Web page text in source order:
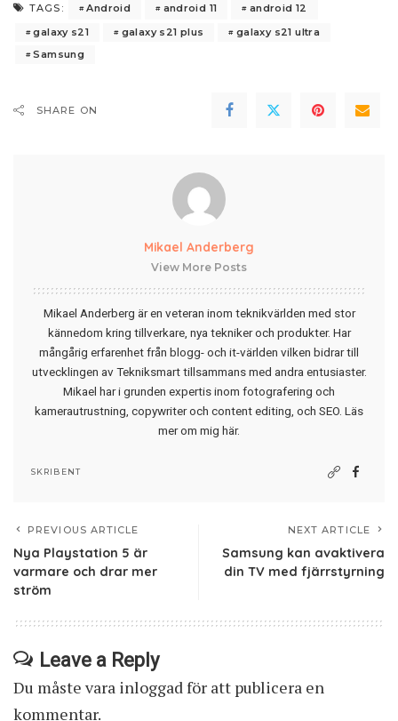
TAGS: Android android 11
android 12
galaxy s21
galaxy s21 plus
galaxy s21 ultra
Samsung
SHARE ON
Mikael Anderberg
View More Posts
Mikael Anderberg är en veteran inom teknikvärlden med stor
kännedom kring tillverkare, nya tekniker och produkter. Har
mångårig erfarenhet från blogg- och it-världen vilken bidrar till
utvecklingen av Tekniksmart tillsammans med andra entusiaster.
Mikael har i grunden expertis inom fotografering och
kamerautrustning, copywriter och content editing, och SEO. Läs
mer om mig här.
SKRIBENT
PREVIOUS ARTICLE
Nya Playstation 5 är
varmare och drar mer
ström
NEXT ARTICLE
Samsung kan avaktivera
din TV med fjärrstyrning
Leave a Reply
Du måste vara inloggadför att publicera en
kommentar.